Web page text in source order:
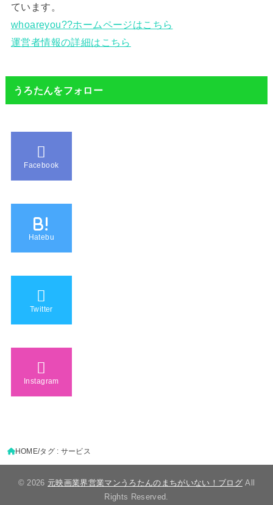
ています。
whoareyou??ホームページはこちら
運営者情報の詳細はこちら
うろたんをフォロー
Facebook
B!
Hatebu
Twitter
Instagram
HOME タグ : サービス
© 2026 元映画業界営業マンうろたんのまちがいない！ブログAll
Rights Reserved.